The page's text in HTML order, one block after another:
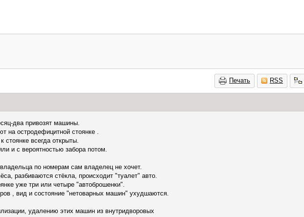
Печать RSS
два привозят машины.
на остродефицитной стоянке .
стоянке всегда открыты.
и с вероятностью забора потом.
по номерам сам владелец не хочет.
разбиваются стёкла, происходит "туалет" авто.
уже три или четыре "автоброшенки".
, вид и состояние "нетоварных машин" ухудшаются.
удалению этих машин из внутридворовых